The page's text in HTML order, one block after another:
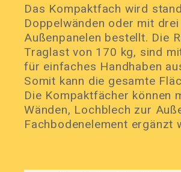
Das Kompaktfach wird
Doppelwänden oder mit
Außenpanelen bestellt. Die
Traglast von 170 kg, sind
für einfaches Handhaben
Somit kann die gesamte
Die Kompaktfächer können
Wänden, Lochblech zur
Fachbodenelement ergänzt